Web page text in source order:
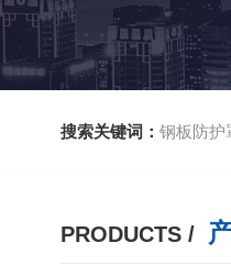
搜索关键词： 钢板防护
PRODUCTS /